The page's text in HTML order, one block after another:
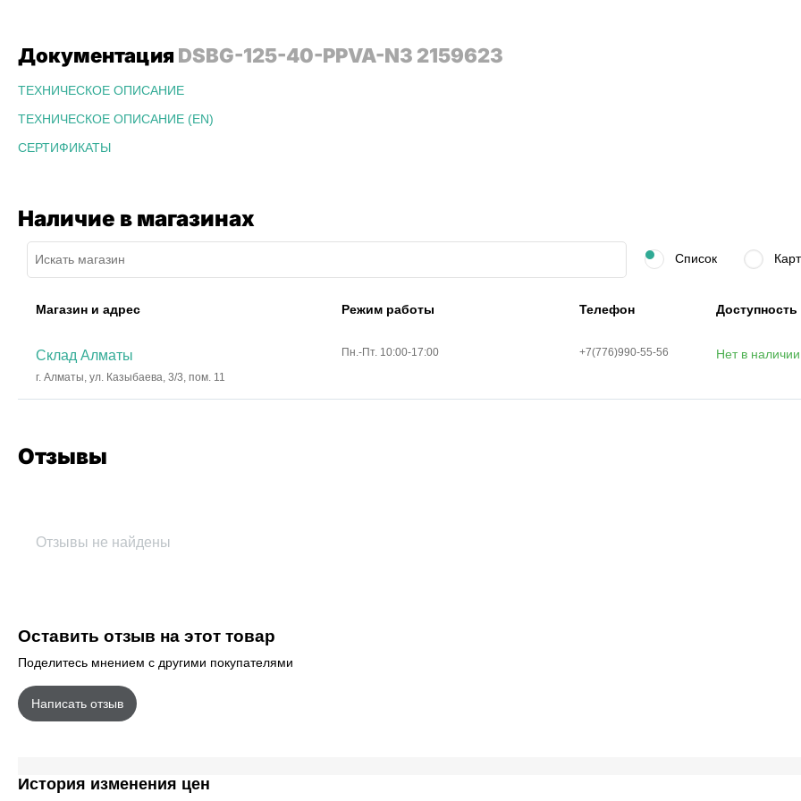
Документация DSBG-125-40-PPVA-N3 2159623
ТЕХНИЧЕСКОЕ ОПИСАНИЕ
ТЕХНИЧЕСКОЕ ОПИСАНИЕ (EN)
СЕРТИФИКАТЫ
Наличие в магазинах
Список
Магазин и адрес Режим работы Телефон Доступность
Склад Алматы
г. Алматы, ул. Казыбаева, 3/3, пом. 11
Пн.-Пт. 10:00-17:00 +7(776)990-55-56 Нет в наличии
Отзывы
Отзывы не найдены
Оставить отзыв на этот товар
Поделитесь мнением с другими покупателями
Написать отзыв
История изменения цен